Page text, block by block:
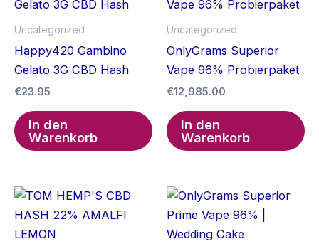
Uncategorized
Happy420 Gambino
Gelato 3G CBD Hash
€23.95
In den
Warenkorb
Uncategorized
OnlyGrams Superior
Vape 96% Probierpaket
€12,985.00
In den
Warenkorb